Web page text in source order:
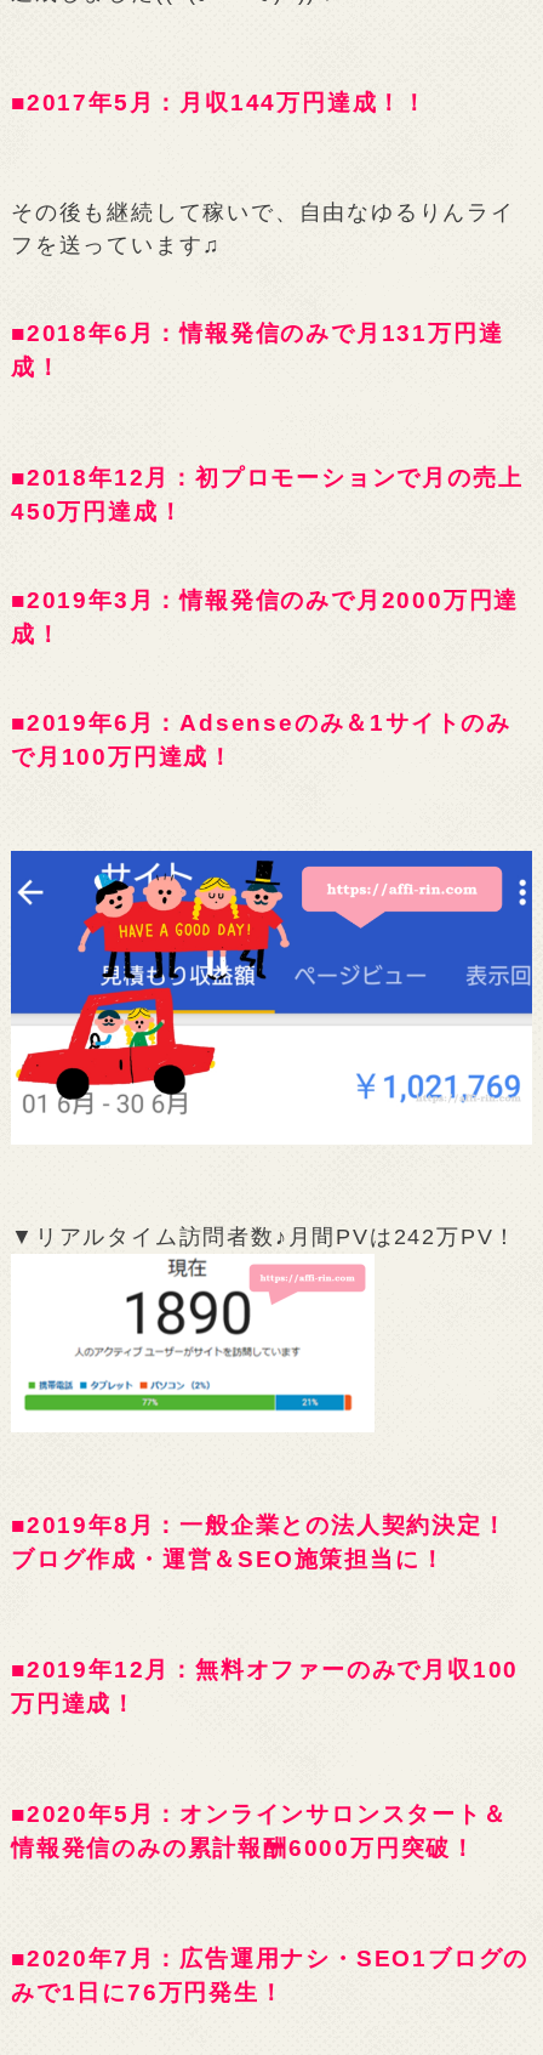
■2017年5月：月収144万円達成！！
その後も継続して稼いで、自由なゆるりんライ
フを送っています♫
■2018年6月：情報発信のみで月131万円達
成！
■2018年12月：初プロモーションで月の売上
450万円達成！
■2019年3月：情報発信のみで月2000万円達
成！
■2019年6月：Adsenseのみ＆1サイトのみ
で月100万円達成！
▼リアルタイム訪問者数♪月間PVは242万PV！
■2019年8月：一般企業との法人契約決定！
ブログ作成・運営＆SEO施策担当に！
■2019年12月：無料オファーのみで月収100
万円達成！
■2020年5月：オンラインサロンスタート＆
情報発信のみの累計報酬6000万円突破！
■2020年7月：広告運用ナシ・SEO1ブログの
みで1日に76万円発生！